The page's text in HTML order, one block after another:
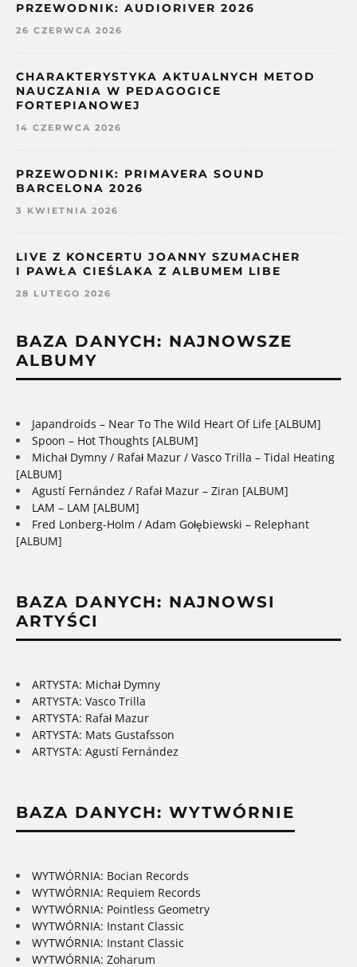
PRZEWODNIK: AUDIORIVER 2026
26 CZERWCA 2026
CHARAKTERYSTYKA AKTUALNYCH METOD
NAUCZANIA W PEDAGOGICE
FORTEPIANOWEJ
14 CZERWCA 2026
PRZEWODNIK: PRIMAVERA SOUND
BARCELONA 2026
3 KWIETNIA 2026
LIVE Z KONCERTU JOANNY SZUMACHER
I PAWŁA CIEŚLAKA Z ALBUMEM LIBE
28 LUTEGO 2026
BAZA DANYCH: NAJNOWSZE
ALBUMY
Japandroids – Near To The Wild Heart Of Life [ALBUM]
Spoon – Hot Thoughts [ALBUM]
Michał Dymny / Rafał Mazur / Vasco Trilla – Tidal Heating
[ALBUM]
Agustí Fernández / Rafał Mazur – Ziran [ALBUM]
LAM – LAM [ALBUM]
Fred Lonberg-Holm / Adam Gołębiewski – Relephant
[ALBUM]
BAZA DANYCH: NAJNOWSI
ARTYŚCI
ARTYSTA: Michał Dymny
ARTYSTA: Vasco Trilla
ARTYSTA: Rafał Mazur
ARTYSTA: Mats Gustafsson
ARTYSTA: Agustí Fernández
BAZA DANYCH: WYTWÓRNIE
WYTWÓRNIA: Bocian Records
WYTWÓRNIA: Requiem Records
WYTWÓRNIA: Pointless Geometry
WYTWÓRNIA: Instant Classic
WYTWÓRNIA: Instant Classic
WYTWÓRNIA: Zoharum